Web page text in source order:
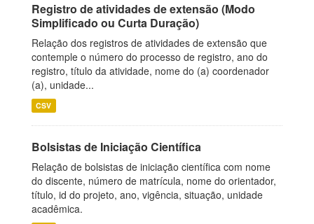
Registro de atividades de extensão (Modo
Simplificado ou Curta Duração)
Relação dos registros de atividades de extensão que
contemple o número do processo de registro, ano do
registro, título da atividade, nome do (a) coordenador
(a), unidade...
CSV
Bolsistas de Iniciação Científica
Relação de bolsistas de iniciação científica com nome
do discente, número de matrícula, nome do orientador,
título, id do projeto, ano, vigência, situação, unidade
acadêmica.